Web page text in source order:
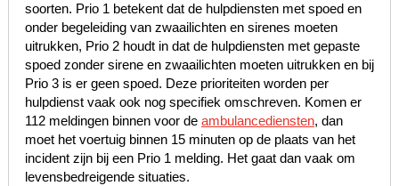
soorten. Prio 1 betekent dat de hulpdiensten met spoed en
onder begeleiding van zwaailichten en sirenes moeten
uitrukken, Prio 2 houdt in dat de hulpdiensten met gepaste
spoed zonder sirene en zwaailichten moeten uitrukken en bij
Prio 3 is er geen spoed. Deze prioriteiten worden per
hulpdienst vaak ook nog specifiek omschreven. Komen er
112 meldingen binnen voor de ambulancediensten, dan
moet het voertuig binnen 15 minuten op de plaats van het
incident zijn bij een Prio 1 melding. Het gaat dan vaak om
levensbedreigende situaties.